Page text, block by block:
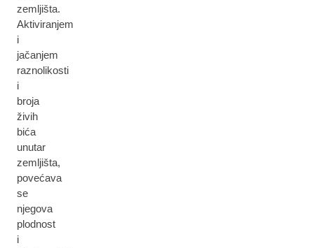
zemljišta.
Aktiviranjem
i
jačanjem
raznolikosti
i
broja
živih
bića
unutar
zemljišta,
povećava
se
njegova
plodnost
i